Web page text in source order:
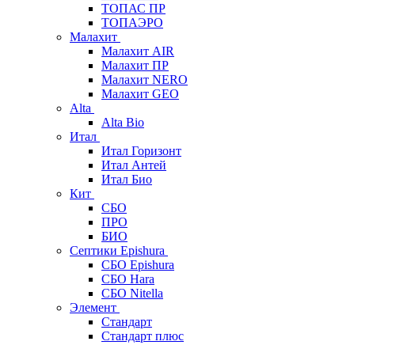
ТОПАС ПР
ТОПАЭРО
Малахит
Малахит AIR
Малахит ПР
Малахит NERO
Малахит GEO
Alta
Alta Bio
Итал
Итал Горизонт
Итал Антей
Итал Био
Кит
СБО
ПРО
БИО
Септики Epishura
СБО Epishura
СБО Hara
СБО Nitella
Элемент
Стандарт
Стандарт плюс